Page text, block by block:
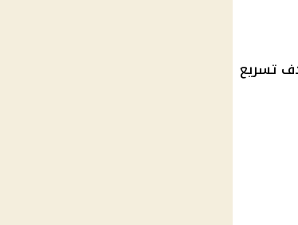
تسريع